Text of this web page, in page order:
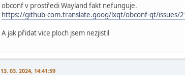
obconf v prostředi Wayland fakt nefunguje.
https://github-com.translate.goog/lxqt/obconf-qt/issues/
A jak přidat vice ploch jsem nezjistil
13. 03. 2024, 14:41:59